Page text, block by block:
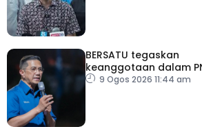
BERSATU tegaskan
keanggotaan dalam
masih sah
9 Ogos 2026 11:44 am